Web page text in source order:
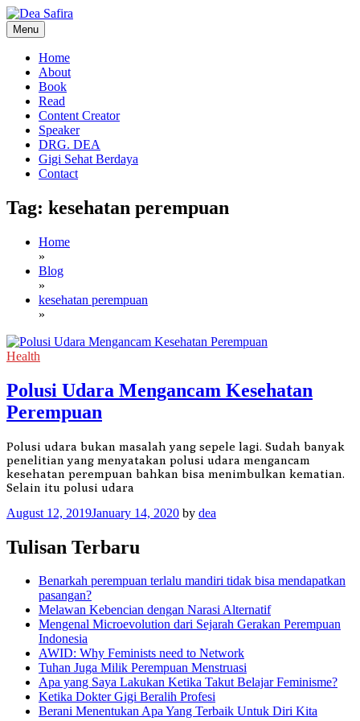
Skip
to
content
Menu
Home
About
Book
Read
Content Creator
Speaker
DRG. DEA
Gigi Sehat Berdaya
Contact
Tag: kesehatan perempuan
Home
»
Blog
»
kesehatan perempuan
»
Health
Polusi Udara Mengancam Kesehatan
Perempuan
Polusi udara bukan masalah yang sepele lagi. Sudah banyak
penelitian yang menyatakan polusi udara mengancam
kesehatan perempuan bahkan bisa menimbulkan kematian.
Selain itu polusi udara
August 12, 2019January 14, 2020 by dea
Tulisan Terbaru
Benarkah perempuan terlalu mandiri tidak bisa mendapatkan
pasangan?
Melawan Kebencian dengan Narasi Alternatif
Mengenal Microevolution dari Sejarah Gerakan Perempuan
Indonesia
AWID: Why Feminists need to Network
Tuhan Juga Milik Perempuan Menstruasi
Apa yang Saya Lakukan Ketika Takut Belajar Feminisme?
Ketika Dokter Gigi Beralih Profesi
Berani Menentukan Apa Yang Terbaik Untuk Diri Kita